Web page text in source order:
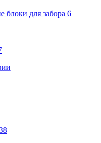
блоки для забора 6